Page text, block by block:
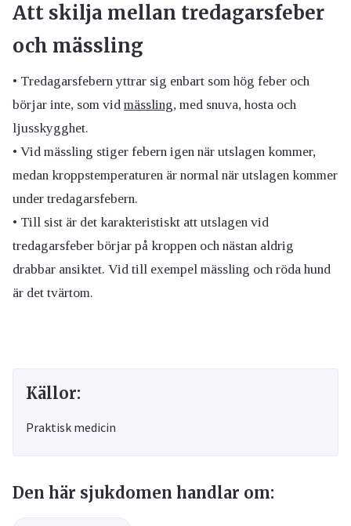
Att skilja mellan tredagarsfeber
och mässling
• Tredagarsfebern yttrar sig enbart som hög feber och
börjar inte, som vid mässling, med snuva, hosta och
ljusskygghet.
• Vid mässling stiger febern igen när utslagen kommer,
medan kroppstemperaturen är normal när utslagen kommer
under tredagarsfebern.
• Till sist är det karakteristiskt att utslagen vid
tredagarsfeber börjar på kroppen och nästan aldrig
drabbar ansiktet. Vid till exempel mässling och röda hund
är det tvärtom.
Källor:
Praktisk medicin
Den här sjukdomen handlar om: